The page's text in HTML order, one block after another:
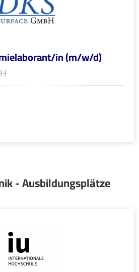
in (m/w/d)
- Ausbildungsplätze